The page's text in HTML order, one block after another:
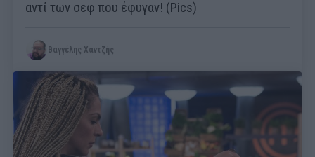
αντί των σεφ που έφυγαν! (Pics)
Βαγγέλης Χαντζής